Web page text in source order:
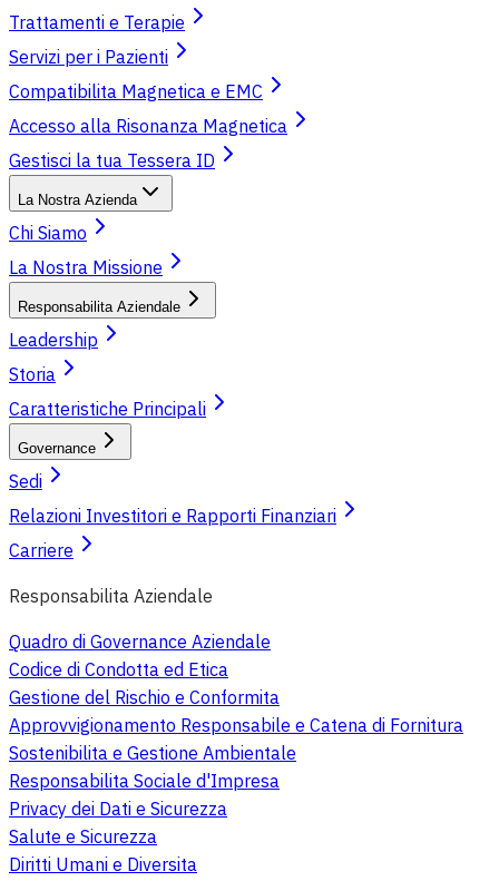
Trattamenti e Terapie
Servizi per i Pazienti
Compatibilita Magnetica e EMC
Accesso alla Risonanza Magnetica
Gestisci la tua Tessera ID
La Nostra Azienda
Chi Siamo
La Nostra Missione
Responsabilita Aziendale
Leadership
Storia
Caratteristiche Principali
Governance
Sedi
Relazioni Investitori e Rapporti Finanziari
Carriere
Responsabilita Aziendale
Quadro di Governance Aziendale
Codice di Condotta ed Etica
Gestione del Rischio e Conformita
Approvvigionamento Responsabile e Catena di Fornitura
Sostenibilita e Gestione Ambientale
Responsabilita Sociale d'Impresa
Privacy dei Dati e Sicurezza
Salute e Sicurezza
Diritti Umani e Diversita